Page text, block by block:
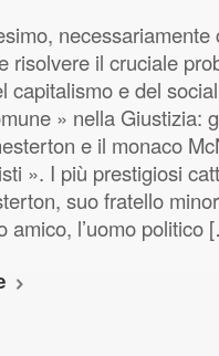
risolvere il cruciale
capitalismo e del
» nella Giustizia:
e il monaco
». I più prestigiosi
suo fratello
amico, l’uomo politico